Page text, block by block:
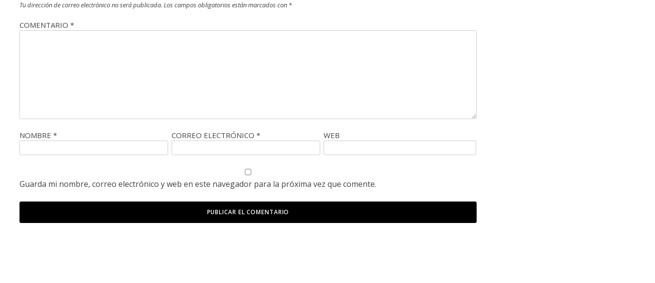
Tu dirección de correo electrónico no será publicada. Los campos obligatorios están marcados con *
COMENTARIO *
NOMBRE * CORREO ELECTRÓNICO* WEB
Guarda mi nombre, correo electrónico y web en este navegador para la próxima vez que comente.